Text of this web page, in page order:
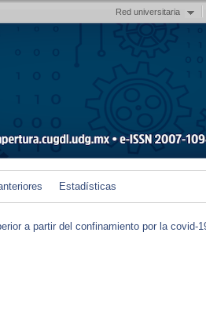
Red universitaria
Estadísticas
a partir del confinamiento por la covid-